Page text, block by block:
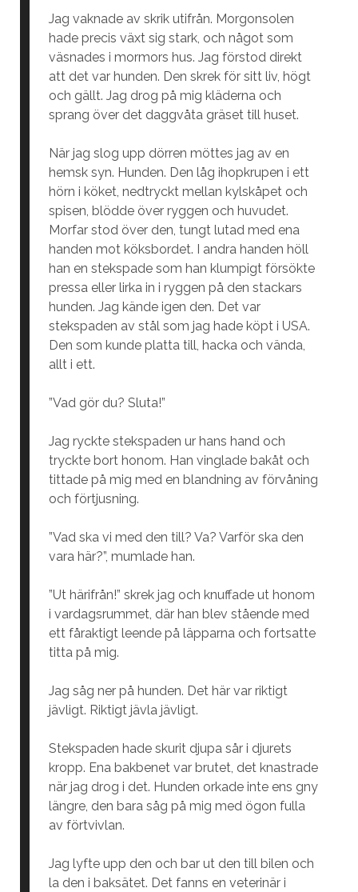
Jag vaknade av skrik utifrån. Morgonsolen
hade precis växt sig stark, och något som
väsnades i mormors hus. Jag förstod direkt
att det var hunden. Den skrek för sitt liv, högt
och gällt. Jag drog på mig kläderna och
sprang över det daggvåta gräset till huset.
När jag slog upp dörren möttes jag av en
hemsk syn. Hunden. Den låg ihopkrupen i ett
hörn i köket, nedtryckt mellan kylskåpet och
spisen, blödde över ryggen och huvudet.
Morfar stod över den, tungt lutad med ena
handen mot köksbordet. I andra handen höll
han en stekspade som han klumpigt försökte
pressa eller lirka in i ryggen på den stackars
hunden. Jag kände igen den. Det var
stekspaden av stål som jag hade köpt i USA.
Den som kunde platta till, hacka och vända,
allt i ett.
”Vad gör du? Sluta!”
Jag ryckte stekspaden ur hans hand och
tryckte bort honom. Han vinglade bakåt och
tittade på mig med en blandning av förvåning
och förtjusning.
”Vad ska vi med den till? Va? Varför ska den
vara här?”, mumlade han.
”Ut härifrån!” skrek jag och knuffade ut honom
i vardagsrummet, där han blev stående med
ett fåraktigt leende på läpparna och fortsatte
titta på mig.
Jag såg ner på hunden. Det här var riktigt
jävligt. Riktigt jävla jävligt.
Stekspaden hade skurit djupa sår i djurets
kropp. Ena bakbenet var brutet, det knastrade
när jag drog i det. Hunden orkade inte ens gny
längre, den bara såg på mig med ögon fulla
av förtvivlan.
Jag lyfte upp den och bar ut den till bilen och
la den i baksätet. Det fanns en veterinär i